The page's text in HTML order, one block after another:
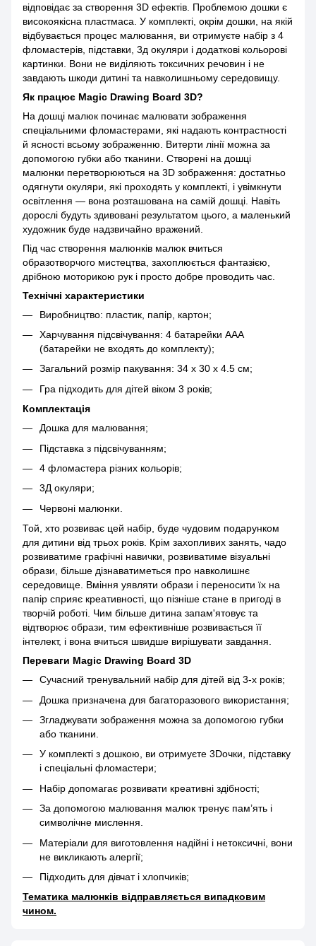
відповідає за створення 3D ефектів. Проблемою дошки є
високоякісна пластмаса. У комплекті, окрім дошки, на якій
відбувається процес малювання, ви отримуєте набір з 4
фломастерів, підставки, 3д окуляри і додаткові кольорові
картинки. Вони не виділяють токсичних речовин і не
завдають шкоди дитині та навколишньому середовищу.
Як працює Magic Drawing Board 3D?
На дошці малюк починає малювати зображення
спеціальними фломастерами, які надають контрастності
й ясності всьому зображенню. Витерти лінії можна за
допомогою губки або тканини. Створені на дошці
малюнки перетворюються на 3D зображення: достатньо
одягнути окуляри, які проходять у комплекті, і увімкнути
освітлення — вона розташована на самій дошці. Навіть
дорослі будуть здивовані результатом цього, а маленький
художник буде надзвичайно вражений.
Під час створення малюнків малюк вчиться
образотворчого мистецтва, захоплюється фантазією,
дрібною моторикою рук і просто добре проводить час.
Технічні характеристики
Виробництво: пластик, папір, картон;
Харчування підсвічування: 4 батарейки AAA
(батарейки не входять до комплекту);
Загальний розмір пакування: 34 x 30 x 4.5 см;
Гра підходить для дітей віком 3 років;
Комплектація
Дошка для малювання;
Підставка з підсвічуванням;
4 фломастера різних кольорів;
3Д окуляри;
Червоні малюнки.
Той, хто розвиває цей набір, буде чудовим подарунком
для дитини від трьох років. Крім захопливих занять, чадо
розвиватиме графічні навички, розвиватиме візуальні
образи, більше дізнаватиметься про навколишнє
середовище. Вміння уявляти образи і переносити їх на
папір сприяє креативності, що пізніше стане в пригоді в
творчій роботі. Чим більше дитина запам'ятовує та
відтворює образи, тим ефективніше розвивається її
інтелект, і вона вчиться швидше вирішувати завдання.
Переваги Magic Drawing Board 3D
Сучасний тренувальний набір для дітей від 3-х років;
Дошка призначена для багаторазового використання;
Згладжувати зображення можна за допомогою губки
або тканини.
У комплекті з дошкою, ви отримуєте 3Dочки, підставку
і спеціальні фломастери;
Набір допомагає розвивати креативні здібності;
За допомогою малювання малюк тренує пам’ять і
символічне мислення.
Матеріали для виготовлення надійні і нетоксичні, вони
не викликають алергії;
Підходить для дівчат і хлопчиків;
Тематика малюнків відправляється випадковим
чином.